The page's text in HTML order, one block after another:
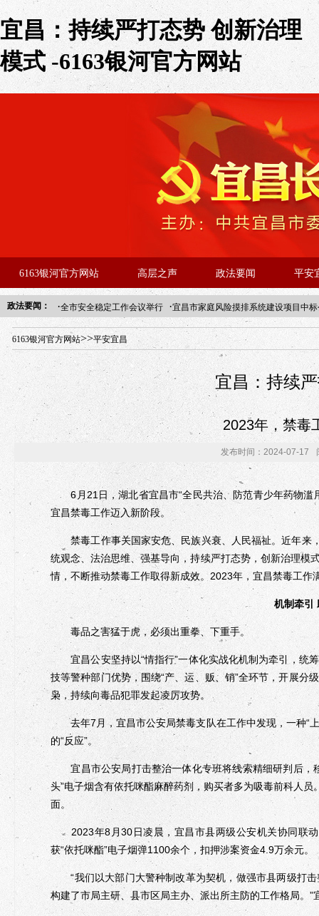
宜昌：持续严打态势 创新治理
模式 -6163银河官方网站
6163银河官方网站 高层之声 政法要闻 平安
政法要闻： ·全市安全稳定工作会议举行 ·宜昌市家庭风险摸排系统建设项目中
年“招才兴业”事业单位人才引进·北京站人民大学入校工作提醒
6163银河官方网站>>平安宜昌
宜昌：持续
2023年，禁毒
发布时间：2024-07-17
6月21日，湖北省宜昌市“全民共治、防范青少年药物滥
宜昌禁毒工作迈入新阶段。
禁毒工作事关国家安危、民族兴衰、人民福祉。近年来，
统观念、法治思维、强基导向，持续严打态势，创新治理模
情，不断推动禁毒工作取得新成效。2023年，宜昌禁毒工作
机制牵引
毒品之害猛于虎，必须出重拳、下重手。
宜昌公安坚持以“情指行”一体化实战化机制为牵引，统
技等警种部门优势，围绕“产、运、贩、销”全环节，开展
枭，持续向毒品犯罪发起凌厉攻势。
去年7月，宜昌市公安局禁毒支队在工作中发现，一种“上
的“反应”。
宜昌市公安局打击整治一体化专班将线索精细研判后，
头”电子烟含有依托咪酯麻醉药剂，购买者多为吸毒前科人
面。
2023年8月30日凌晨，宜昌市县两级公安机关协同联动
获“依托咪酯”电子烟弹1100余个，扣押涉案资金4.9万余元。
“我们以大部门大警种制改革为契机，做强市县两级打击
构建了市局主研、县市区局主办、派出所主防的工作格局。